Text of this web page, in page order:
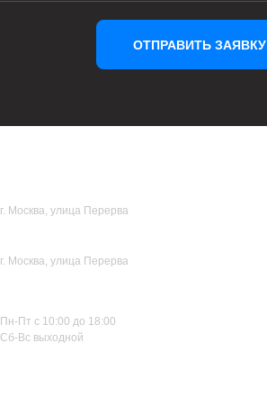
ОТПРАВИТЬ ЗАЯВКУ
г. Москва, улица Перерва
Пн-Пт с 10:00 до 18:00
Сб-Вс выходной
г. Москва, улица Перерва